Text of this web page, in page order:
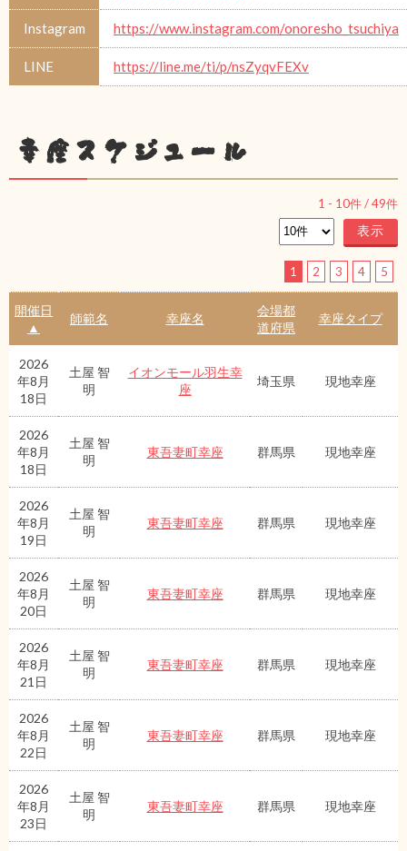
Instagram https://www.instagram.com/onoresho_tsuchiya
LINE https://line.me/ti/p/nsZyqvFEXv
幸座スケジュール
1 - 10件 /49件
1 2 3 4 5
開催日
▲
師範名 幸座名
会場都
道府県
幸座タイプ
2026
年8月
18日
土屋 智
明
イオンモール羽生幸
座
埼玉県 現地幸座
2026
年8月
18日
土屋 智
明
東吾妻町幸座 群馬県 現地幸座
2026
年8月
19日
土屋 智
明
東吾妻町幸座 群馬県 現地幸座
2026
年8月
20日
土屋 智
明
東吾妻町幸座 群馬県 現地幸座
2026
年8月
21日
土屋 智
明
東吾妻町幸座 群馬県 現地幸座
2026
年8月
22日
土屋 智
明
東吾妻町幸座 群馬県 現地幸座
2026
年8月
23日
土屋 智
明
東吾妻町幸座 群馬県 現地幸座